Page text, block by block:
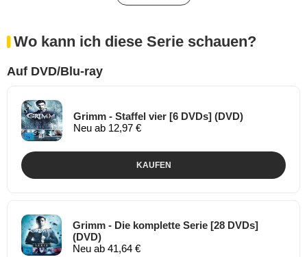
Wo kann ich diese Serie schauen?
Auf DVD/Blu-ray
Grimm - Staffel vier [6 DVDs] (DVD)
Neu ab 12,97 €
KAUFEN
Grimm - Die komplette Serie [28 DVDs]
(DVD)
Neu ab 41,64 €